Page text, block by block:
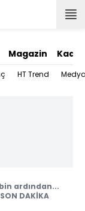
Magazin Kadın
HT Trend
ardından...
DAKİKA